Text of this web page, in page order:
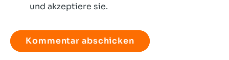
und akzeptiere sie.
habe
die